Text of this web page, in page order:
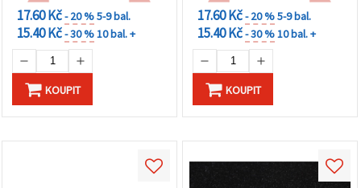
"Uložit"
Přijmout
vše
Nastavení
17.60 Kč- 20 %5-9 bal.
15.40 Kč- 30 %10 bal. +
KOUPIT
17.60 Kč- 20 %5-9 bal.
15.40 Kč- 30 %10 bal. +
KOUPIT